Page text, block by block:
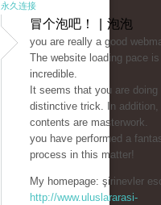
永久连接
冒个泡吧！ | 泡泡
you are really a good
The website loading pace is
incredible.
It seems that you are doing
distinctive trick. In addition,
contents are masterwork.
you have performed a
process in this matter!
My homepage: şirinevler
http://www.uluslararasi-